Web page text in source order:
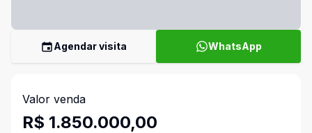
Agendar visita WhatsApp
Valor venda
R$ 1.850.000,00